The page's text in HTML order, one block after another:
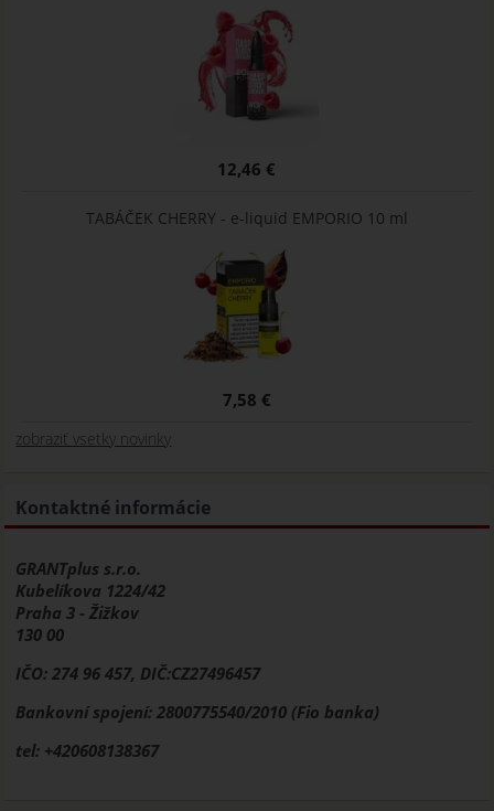
12,46 €
TABÁČEK CHERRY - e-liquid EMPORIO 10 ml
7,58 €
zobraziť vsetky novinky
Kontaktné informácie
GRANTplus s.r.o.
Kubelíkova 1224/42
Praha 3 - Žižkov
130 00
IČO: 274 96 457, DIČ:CZ27496457
Bankovní spojení: 2800775540/2010 (Fio banka)
tel: +420608138367